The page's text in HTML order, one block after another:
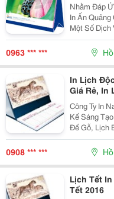
Nhằm Đáp
In Ấn
Một Số Dịch Vụ In Ấn
B Rochure,
Túi Nhựa,
0963 *** ***
In Lịch
Giá Rẻ, In
Công Ty In
Kế Sáng
Đế Gỗ, Lịch
Phòng; Lịch
Có Loại Lò
0908 *** ***
Lịch Tết
Tết 2016